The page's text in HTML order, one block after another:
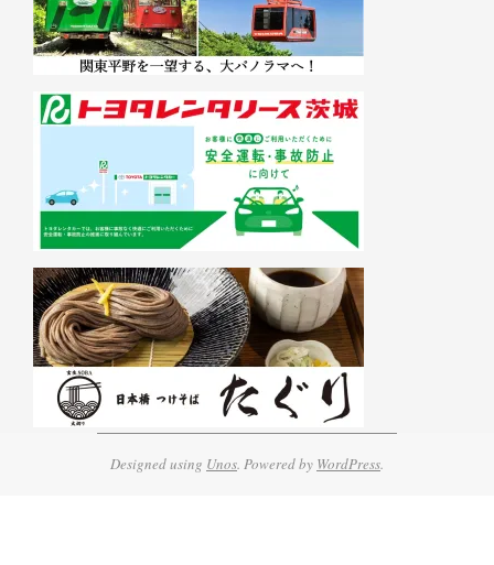
Designed using Unos. Powered by WordPress.